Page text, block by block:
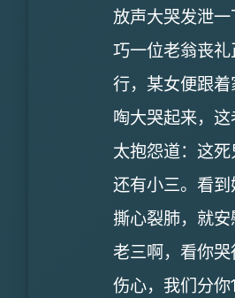
放声大哭发泄一
巧一位老翁丧
行，某女便跟
啕大哭起来，这
太抱怨道：这
还有小三。看到
撕心裂肺，就安
老三啊，看你哭
伤心，我们分你